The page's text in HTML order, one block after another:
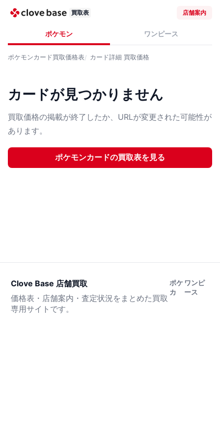
買取表 店舗案内
ポケモン ワンピース
ポケモンカード買取価格表 カード詳細 買取価格
カードが見つかりません
買取価格の掲載が終了したか、URLが変更された可能性が
あります。
ポケモンカードの買取表を見る
Clove Base 店舗買取
価格表・店舗案内・査定状況をまとめた買取
専用サイトです。
ポケ
カ
ワンピ
ース